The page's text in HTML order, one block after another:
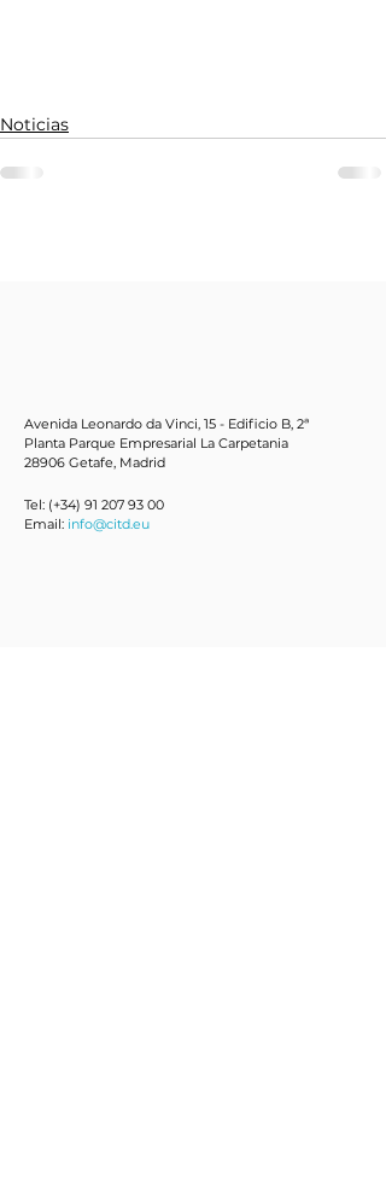
Noticias
Avenida Leonardo da Vinci, 15 - Edificio B, 2ª
Planta Parque Empresarial La Carpetania
28906 Getafe, Madrid
Tel: (+34) 91 207 93 00
Email: info@citd.eu